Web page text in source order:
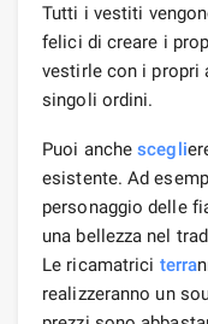
Tutti i vestiti
felici di creare i
vestirle con i propri
singoli ordini.
Puoi anchescegli
esistente. Ad
personaggio delle
una bellezza nel
Le ricamatrici terra
realizzeranno un